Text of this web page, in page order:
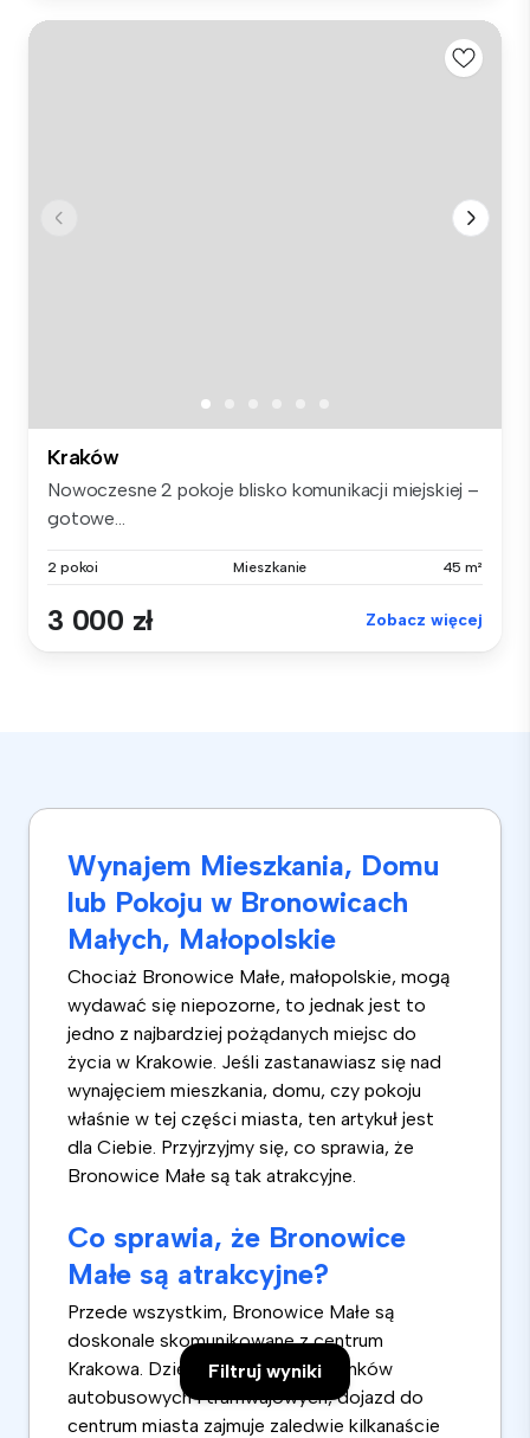
Filtruj wyniki
Kraków
Nowoczesne 2 pokoje blisko komunikacji miejskiej –
gotowe...
2 pokoi Mieszkanie 45 m²
3 000 zł Zobacz więcej
Wynajem Mieszkania, Domu
lub Pokoju w Bronowicach
Małych, Małopolskie
Chociaż Bronowice Małe, małopolskie, mogą
wydawać się niepozorne, to jednak jest to
jedno z najbardziej pożądanych miejsc do
życia w Krakowie. Jeśli zastanawiasz się nad
wynajęciem mieszkania, domu, czy pokoju
właśnie w tej części miasta, ten artykuł jest
dla Ciebie. Przyjrzyjmy się, co sprawia, że
Bronowice Małe są tak atrakcyjne.
Co sprawia, że Bronowice
Małe są atrakcyjne?
Przede wszystkim, Bronowice Małe są
doskonale skomunikowane z centrum
Krakowa. Dzięki bliskości przystanków
autobusowych i tramwajowych, dojazd do
centrum miasta zajmuje zaledwie kilkanaście